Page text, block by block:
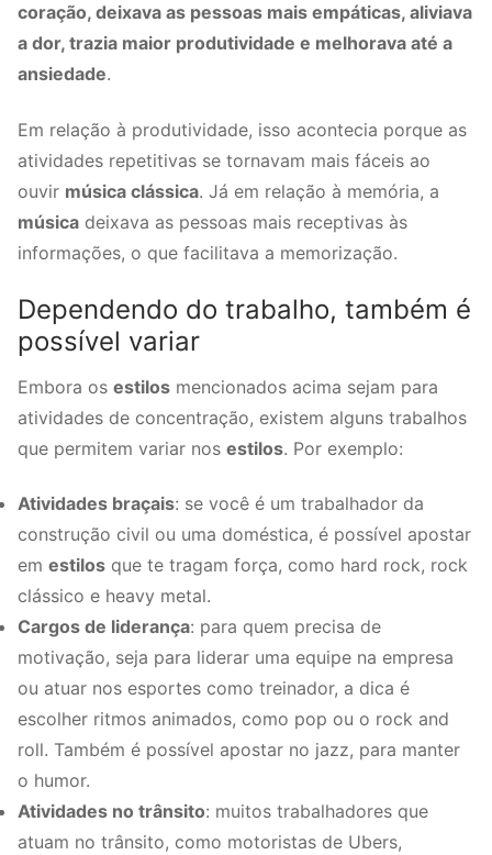
coração, deixava as pessoas mais empáticas, aliviava
a dor, trazia maior produtividade e melhorava até a
ansiedade.
Em relação à produtividade, isso acontecia porque as
atividades repetitivas se tornavam mais fáceis ao
ouvir música clássica. Já em relação à memória, a
música deixava as pessoas mais receptivas às
informações, o que facilitava a memorização.
Dependendo do trabalho, também é
possível variar
Embora os estilos mencionados acima sejam para
atividades de concentração, existem alguns trabalhos
que permitem variar nos estilos. Por exemplo:
Atividades braçais: se você é um trabalhador da
construção civil ou uma doméstica, é possível apostar
em estilos que te tragam força, como hard rock, rock
clássico e heavy metal.
Cargos de liderança: para quem precisa de
motivação, seja para liderar uma equipe na empresa
ou atuar nos esportes como treinador, a dica é
escolher ritmos animados, como pop ou o rock and
roll. Também é possível apostar no jazz, para manter
o humor.
Atividades no trânsito: muitos trabalhadores que
atuam no trânsito, como motoristas de Ubers,